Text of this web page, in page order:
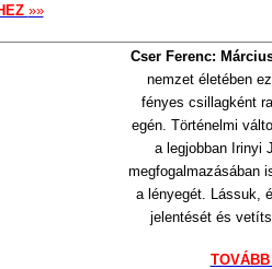
»»
Cser Ferenc:
nemzet életében
fényes csillagként
egén. Történelmi
a legjobban Irinyi
megfogalmazásában
a lényegét. Lássuk,
jelentését és